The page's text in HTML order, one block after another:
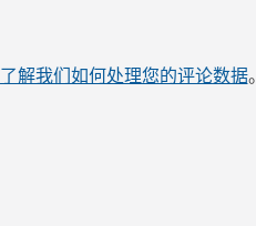
了解我们如何处理您的评论数据。